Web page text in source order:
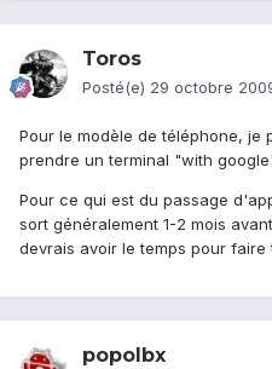
Toros
Posté(e) 29 octobre
Pour le modèle de téléphone, je
prendre un terminal "with
Pour ce qui est du passage
sort généralement 1-2 mois
devrais avoir le temps pour faire
popolbx